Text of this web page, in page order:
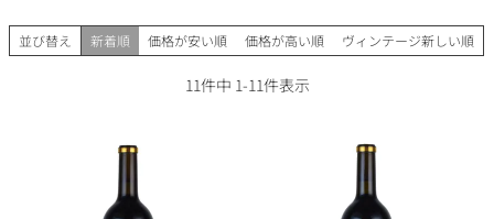
TOP 詳細検索する
勝田商店について
並び替え 新着順 価格が安い順 価格が高い順 ヴィンテージ新しい順
11件中 1-11件表示